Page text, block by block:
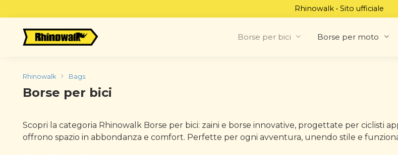
to
content
Rhinowalk • Sito ufficiale
Borse per bici Borse per moto
Rhinowalk Bags
Borse per bici
Scopri la categoria Rhinowalk Borse per bici: zaini e borse innovative, progettate per ciclisti
offrono spazio in abbondanza e comfort. Perfette per ogni avventura, unendo stile e